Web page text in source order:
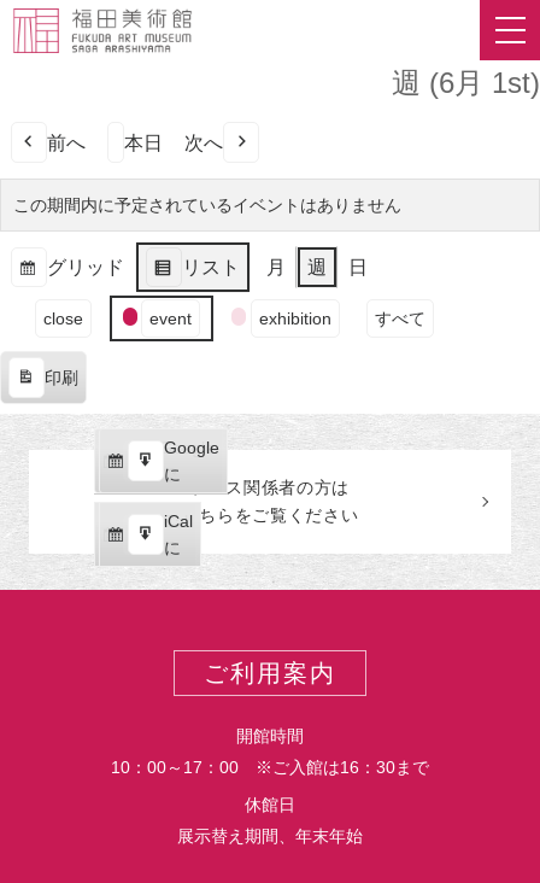
週 (6月 1st)
前へ 本日 次へ
この期間内に予定されているイベントはありません
グリッド
表
リスト
表
月 週 日
ン
の
カ
テ
ゴ
close event exhibition すべて
印刷
示
Google
で
購
読
iCal
で
購
読
Google
に
エ
ク
ス
ポ
iCal
に
エ
ク
プレス関係者の方は
こちらをご覧ください
ご利用案内
開館時間
10：00～17：00 ※ご入館は16：30まで
休館日
展示替え期間、年末年始